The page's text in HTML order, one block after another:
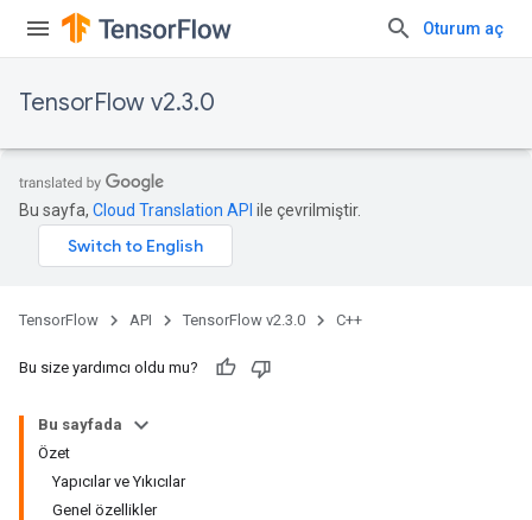
Oturum aç
TensorFlow v2.3.0
Bu sayfa, Cloud Translation API ile çevrilmiştir.
TensorFlow API TensorFlow v2.3.0 C++
Bu size yardımcı oldu mu?
Bu sayfada
Özet
Yapıcılar ve Yıkıcılar
Genel özellikler